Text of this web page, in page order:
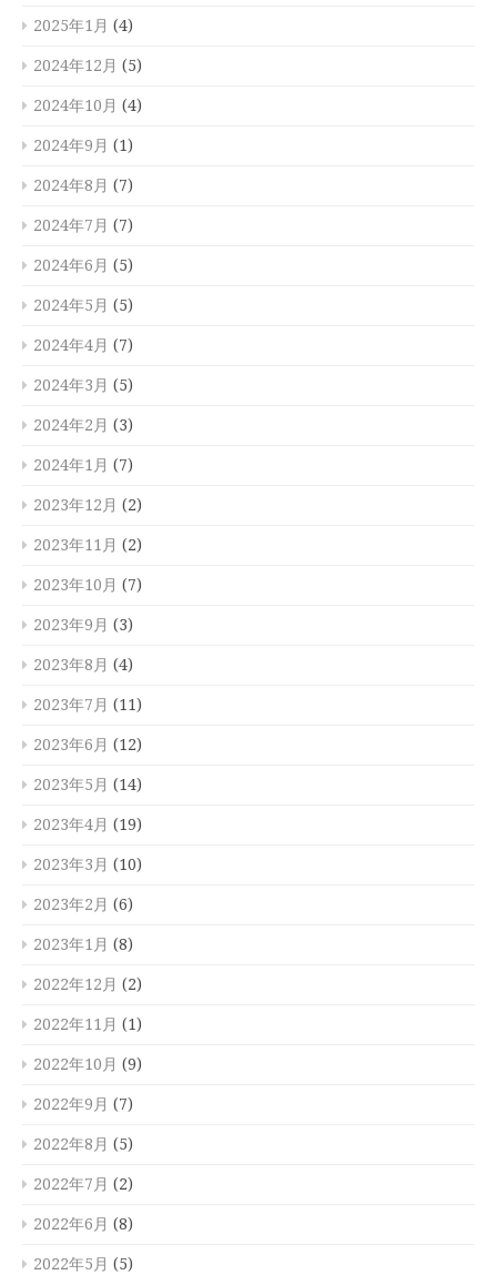
2025年1月 (4)
2024年12月 (5)
2024年10月 (4)
2024年9月 (1)
2024年8月 (7)
2024年7月 (7)
2024年6月 (5)
2024年5月 (5)
2024年4月 (7)
2024年3月 (5)
2024年2月 (3)
2024年1月 (7)
2023年12月 (2)
2023年11月 (2)
2023年10月 (7)
2023年9月 (3)
2023年8月 (4)
2023年7月 (11)
2023年6月 (12)
2023年5月 (14)
2023年4月 (19)
2023年3月 (10)
2023年2月 (6)
2023年1月 (8)
2022年12月 (2)
2022年11月 (1)
2022年10月 (9)
2022年9月 (7)
2022年8月 (5)
2022年7月 (2)
2022年6月 (8)
2022年5月 (5)